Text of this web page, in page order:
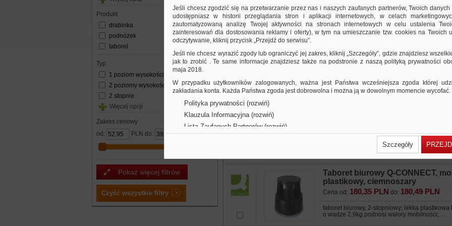
produkt
drabinka
podnóżek
taboret
typ
1 poziom wysokości
2 poziomy wysokości
2 stopnie
Więcej opcji
Zakres cenowy
od:
PLN do: PLN
Pokaż więcej filtrów
Czyść wszystkie filtry
taboret biurowy, 2-stopniowy; solidna
o wadze 5kg; gwarantuje bezpieczeństwo i ...
plastikowy, szary
Cena od: 177,98 PLN do: 231,22 PLN
taboret biurowy, 2-stopniowy; lekka plastikowa
o wadze 2,9kg podnosi walory mobilności; ...
taboret biurowy, 2-stopniowy; lekka plastikowa
o wadze 2,9kg podnosi walory mobilności; ...
Taboret biurowy Q-CONNECT,
plastikowy, ciemnoszary
Cena od: 180,35 PLN do: 180,49 PLN
taboret biurowy, 2-stopniowy; lekka plastikowa
o wadze 2,9kg podnosi walory mobilności; ...
Jeśli chcesz zgodzić się na przetwarzanie przez nas i naszych zaufanych partnerów, Twoich danych
udostępniasz w historii przeglądania stron i aplikacji internetowych, w celach
zautomatyzowaną analizę Twojej aktywności na stronach internetowych w celu ustalenia
zainteresowań dla dostosowania reklamy i oferty), w tym na umieszczanie tzw. cookies na Twoich
odczytywanie, kliknij przycisk „Przejdź do serwisu”.
Jeśli nie chcesz wyrazić zgody lub ograniczyć jej zakres, kliknij „Szczegóły”, gdzie znajdziesz
jak to zrobić . Te same informacje znajdziesz także na podstronie z naszą polityką prywatności
maja 2018.
W przypadku użytkowników zalogowanych, ważna jest Państwa wcześniejsza zgoda której
zakładania konta. Każda Państwa zgoda jest dobrowolna i można ją w dowolnym momencie wycofać.
Polityka prywatności (rozwiń)
Klauzula Informacyjna (rozwiń)
Lista Zaufanych Partnerów (rozwiń)
Szczegóły